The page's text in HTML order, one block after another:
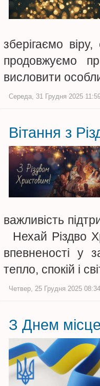
зберігаємо
продовжуємо
висловити
Середа, 31 Грудня 2025
Вітання з
важливість
Нехай Різдво
впевненості у
тепло, спокій і
Четвер, 25 Грудня 2025
З Днем